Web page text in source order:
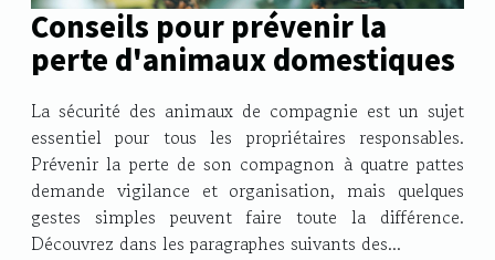
Conseils pour prévenir la
perte d'animaux domestiques
La sécurité des animaux de compagnie est un sujet
essentiel pour tous les propriétaires responsables.
Prévenir la perte de son compagnon à quatre pattes
demande vigilance et organisation, mais quelques
gestes simples peuvent faire toute la différence.
Découvrez dans les paragraphes suivants des...